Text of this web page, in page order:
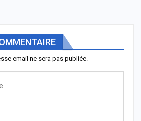
email ne sera pas publiée.